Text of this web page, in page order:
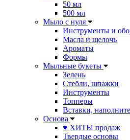
50 мл
500 мл
Мыло с нуля
Инструменты и
Масла и щелочь
Ароматы
Формы
Мыльные букеты
Зелень
Стебли, шпажки
Инструменты
Топперы
Вставки,
Основа
♥ ХИТЫ продаж
Твердые основы